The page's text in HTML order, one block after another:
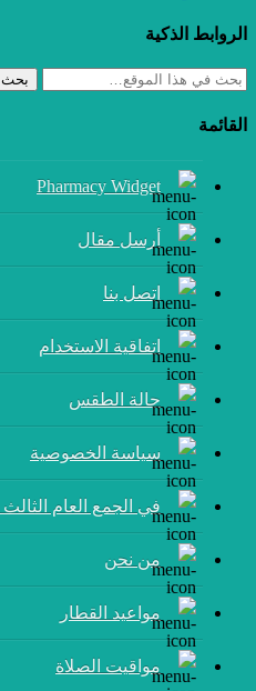
الروابط الذكية
بحث
القائمة
Pharmacy Widget
أرسل مقال
إتصل بنا
اتفاقية الاستخدام
حالة الطقس
سياسة الخصوصية
من نحن
مواعيد القطار
مواقيت الصلاة